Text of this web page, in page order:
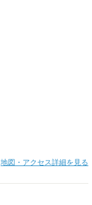
地図・アクセス詳細を見る